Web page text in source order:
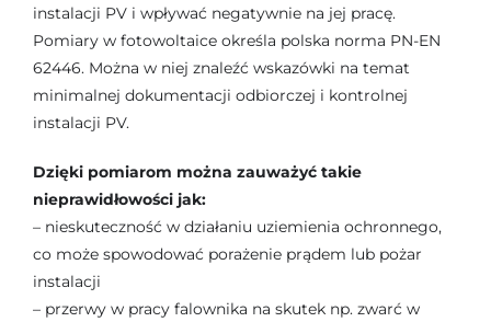
instalacji PV i wpływać negatywnie na jej pracę.
Pomiary w fotowoltaice określa polska norma PN-EN
62446. Można w niej znaleźć wskazówki na temat
minimalnej dokumentacji odbiorczej i kontrolnej
instalacji PV.
Dzięki pomiarom można zauważyć takie
nieprawidłowości jak:
– nieskuteczność w działaniu uziemienia ochronnego,
co może spowodować porażenie prądem lub pożar
instalacji
– przerwy w pracy falownika na skutek np. zwarć w